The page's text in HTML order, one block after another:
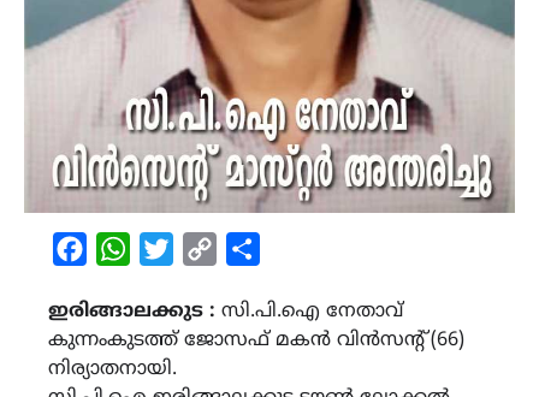
FacebookWhatsAppTwitterCopy
ഇരിങ്ങാലക്കുട : സി.പി.ഐ നേതാവ്
കുന്നംകുടത്ത് ജോസഫ് മകന്‍ വിന്‍സന്റ് (66)
നിര്യാതനായി.